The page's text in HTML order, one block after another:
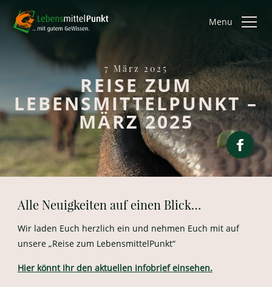
Menu
7 März 2025
REISE ZUM
LEBENSMITTELPUNKT –
MÄRZ 2025
Alle Neuigkeiten auf einen Blick…
Wir laden Euch herzlich ein und nehmen Euch mit auf
unsere „Reise zum LebensmittelPunkt“
Hier könnt Ihr den aktuellen Infobrief einsehen.